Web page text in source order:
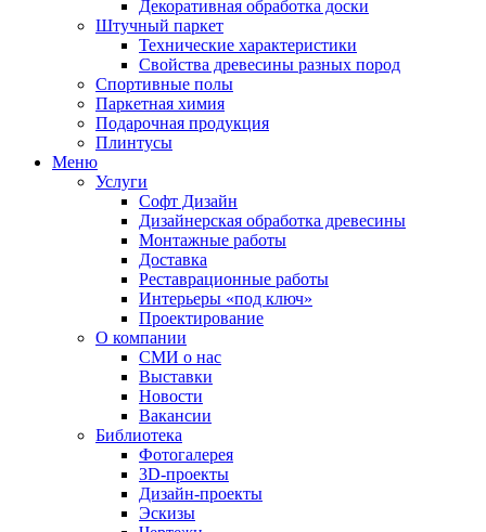
Декоративная обработка доски
Штучный паркет
Технические характеристики
Свойства древесины разных пород
Спортивные полы
Паркетная химия
Подарочная продукция
Плинтусы
Меню
Услуги
Софт Дизайн
Дизайнерская обработка древесины
Монтажные работы
Доставка
Реставрационные работы
Интерьеры «под ключ»
Проектирование
О компании
СМИ о нас
Выставки
Новости
Вакансии
Библиотека
Фотогалерея
3D-проекты
Дизайн-проекты
Эскизы